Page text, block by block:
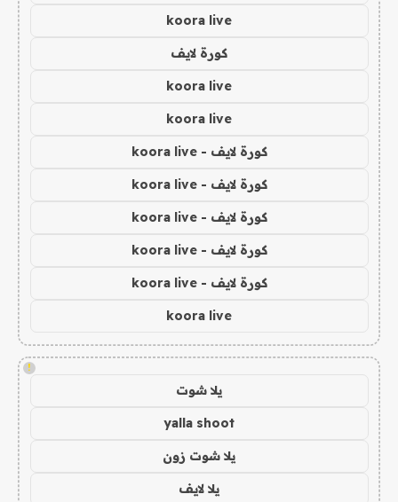
koora live
كورة لايف
koora live
koora live
كورة لايف - koora live
كورة لايف - koora live
كورة لايف - koora live
كورة لايف - koora live
كورة لايف - koora live
koora live
!
يلا شوت
yalla shoot
يلا شوت زون
يلا لايف